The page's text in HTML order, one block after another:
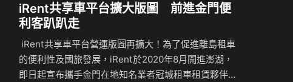
iRent共享車平台擴大版圖 前進金門便
利客趴趴走
iRent共享車平台營運版圖再擴大！為了促進離島租車
的便利性及國旅發展，iRent於2020年8月開進澎湖，
即日起宣布攜手金門在地知名業者冠城租車租賃夥伴，